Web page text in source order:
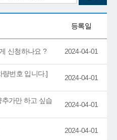
등록일
신청하나요 ? 2024-04-01
량번호 입니다.]
2024-04-01
가만 하고 싶습
2024-04-01
2024-04-01